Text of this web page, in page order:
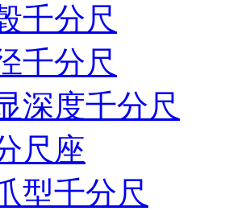
千分尺
千分尺
深度千分尺
尺座
型千分尺